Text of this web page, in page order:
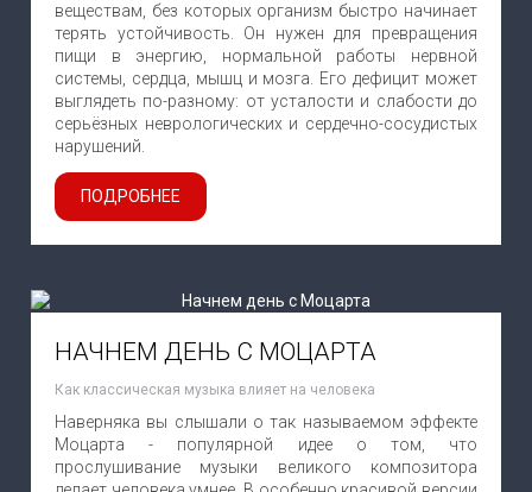
веществам, без которых организм быстро начинает
терять устойчивость. Он нужен для превращения
пищи в энергию, нормальной работы нервной
системы, сердца, мышц и мозга. Его дефицит может
выглядеть по-разному: от усталости и слабости до
серьёзных неврологических и сердечно-сосудистых
нарушений.
ПОДРОБНЕЕ
НАЧНЕМ ДЕНЬ С МОЦАРТА
Как классическая музыка влияет на человека
Наверняка вы слышали о так называемом эффекте
Моцарта - популярной идее о том, что
прослушивание музыки великого композитора